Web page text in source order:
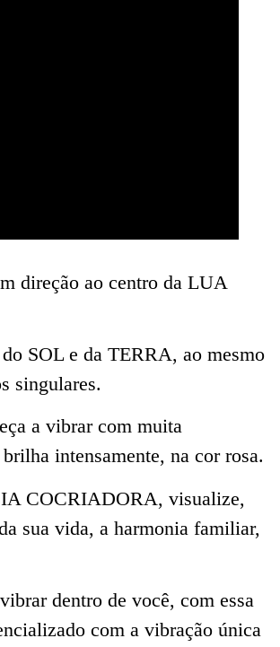
direção ao centro da LUA
SOL e da TERRA, ao mesmo
singulares.
a vibrar com muita
intensamente, na cor rosa.
COCRIADORA, visualize,
sua vida, a harmonia familiar,
dentro de você, com essa
com a vibração única